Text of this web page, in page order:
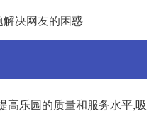
解决网友的困惑
高乐园的质量和服务水平,吸